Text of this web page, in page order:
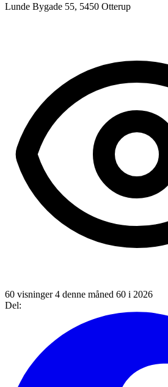
Lunde Bygade 55, 5450 Otterup
60 visninger4 denne måned 60 i 2026
Del: